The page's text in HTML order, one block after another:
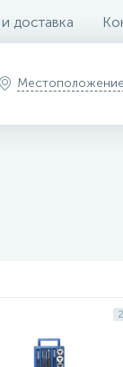
доставка
Местоположение